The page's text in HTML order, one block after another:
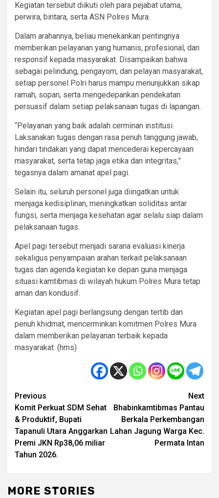
Kegiatan tersebut diikuti oleh para pejabat utama,
perwira, bintara, serta ASN Polres Mura.
Dalam arahannya, beliau menekankan pentingnya
memberikan pelayanan yang humanis, profesional, dan
responsif kepada masyarakat. Disampaikan bahwa
sebagai pelindung, pengayom, dan pelayan masyarakat,
setiap personel Polri harus mampu menunjukkan sikap
ramah, sopan, serta mengedepankan pendekatan
persuasif dalam setiap pelaksanaan tugas di lapangan.
“Pelayanan yang baik adalah cerminan institusi.
Laksanakan tugas dengan rasa penuh tanggung jawab,
hindari tindakan yang dapat mencederai kepercayaan
masyarakat, serta tetap jaga etika dan integritas,”
tegasnya dalam amanat apel pagi.
Selain itu, seluruh personel juga diingatkan untuk
menjaga kedisiplinan, meningkatkan soliditas antar
fungsi, serta menjaga kesehatan agar selalu siap dalam
pelaksanaan tugas.
Apel pagi tersebut menjadi sarana evaluasi kinerja
sekaligus penyampaian arahan terkait pelaksanaan
tugas dan agenda kegiatan ke depan guna menjaga
situasi kamtibmas di wilayah hukum Polres Mura tetap
aman dan kondusif.
Kegiatan apel pagi berlangsung dengan tertib dan
penuh khidmat, mencerminkan komitmen Polres Mura
dalam memberikan pelayanan terbaik kepada
masyarakat. (hms)
Post
navigation
Previous
Komit Perkuat SDM Sehat
& Produktif, Bupati
Tapanuli Utara Anggarkan
Premi JKN Rp38,06 miliar
Tahun 2026.
Next
Bhabinkamtibmas Pantau
Berkala Perkembangan
Lahan Jagung Warga Kec.
Permata Intan
MORE STORIES